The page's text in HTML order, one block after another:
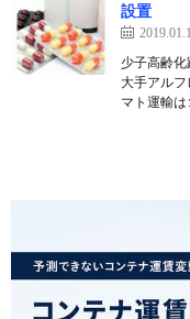
設置
少子高齢
大手アル
マト運輸